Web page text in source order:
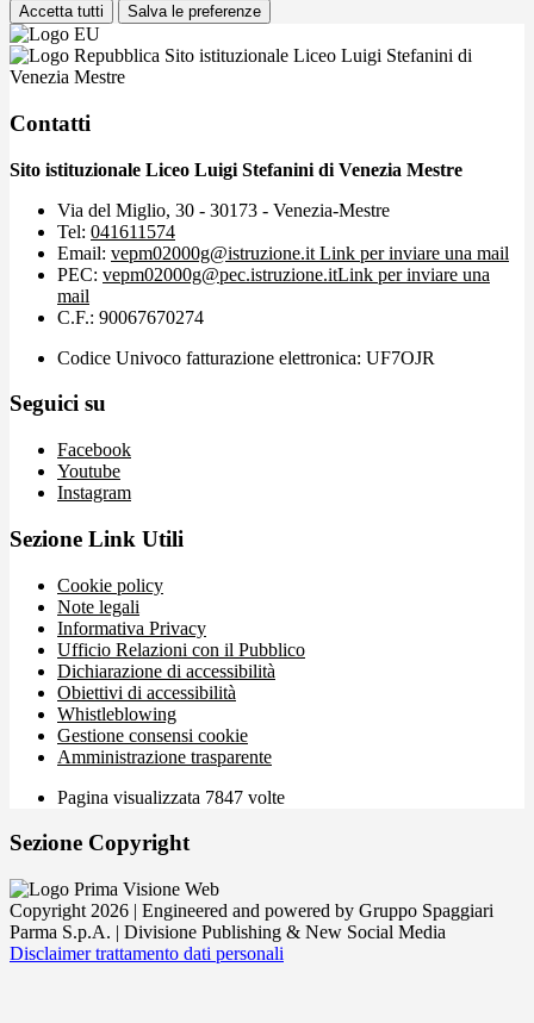
Accetta tutti Salva le preferenze
Sito istituzionale Liceo Luigi Stefanini di
Venezia Mestre
Contatti
Sito istituzionale Liceo Luigi Stefanini di Venezia Mestre
Via del Miglio, 30 - 30173 - Venezia-Mestre
Tel: 041611574
Email: vepm02000g@istruzione.it Link per inviare una mail
PEC: vepm02000g@pec.istruzione.itLink per inviare una
mail
C.F.: 90067670274
Codice Univoco fatturazione elettronica: UF7OJR
Seguici su
Facebook
Youtube
Instagram
Sezione Link Utili
Cookie policy
Note legali
Informativa Privacy
Ufficio Relazioni con il Pubblico
Dichiarazione di accessibilità
Obiettivi di accessibilità
Whistleblowing
Gestione consensi cookie
Amministrazione trasparente
Pagina visualizzata 7847 volte
Sezione Copyright
Copyright 2026 | Engineered and powered by Gruppo Spaggiari
Parma S.p.A. | Divisione Publishing & New Social Media
Disclaimer trattamento dati personali